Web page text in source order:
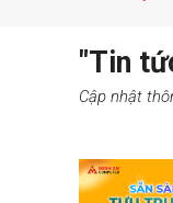
"Tin
Cập nhật